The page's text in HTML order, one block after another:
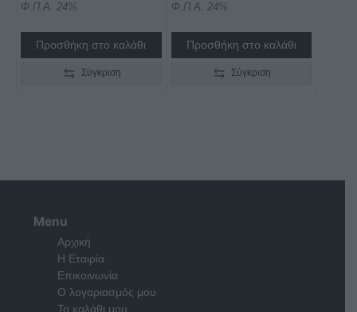
Φ.Π.Α. 24%
Προσθήκη στο καλάθι
Σύγκριση
Φ.Π.Α. 24%
Προσθήκη στο καλάθι
Σύγκριση
Menu
Αρχική
Η Εταιρία
Επικοινωνία
Ο λογαριασμός μου
Το καλάθι μου